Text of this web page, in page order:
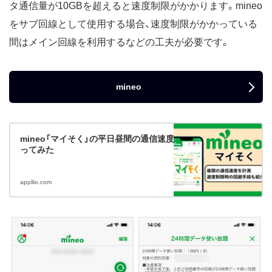
タ通信量が10GBを超えると速度制限がかかります。mineo
をサブ回線として使用する場合、速度制限がかかっている
間はメイン回線を利用するなどの工夫が必要です。
mineo
mineo「マイそく」の平日昼間の通信速度ってどう？ 実際に使
ってみた
appllio.com